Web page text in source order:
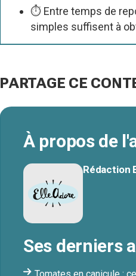
⏱ Entre temps de
simples suffisent à
PARTAGE CE
À propos de
Rédaction
Ses derniers